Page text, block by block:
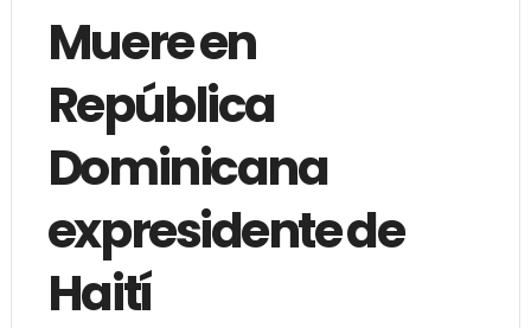
Muere en
República
Dominicana
expresidente de
Haití